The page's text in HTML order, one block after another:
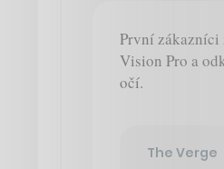
První
Vision Pro a
očí.
The Verge